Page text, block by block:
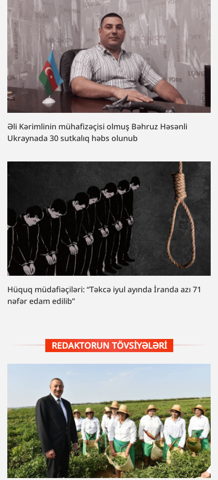
Əli Kərimlinin mühafizəçisi olmuş Bəhruz Həsənli
Ukraynada 30 sutkalıq həbs olunub
Hüquq müdafiəçiləri: “Təkcə iyul ayında İranda azı 71
nəfər edam edilib”
REDAKTORUN TÖVSIYƏLƏRI